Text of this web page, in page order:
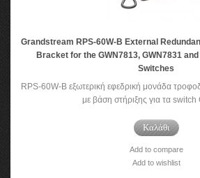
Grandstream RPS-60W-B External
Bracket for the GWN7813, GWN7831
Switches
RPS-60W-B εξωτερική εφεδρική μονάδα
με βάση στήριξης για τα
Καλάθι
Add to compare
Add to wishlist